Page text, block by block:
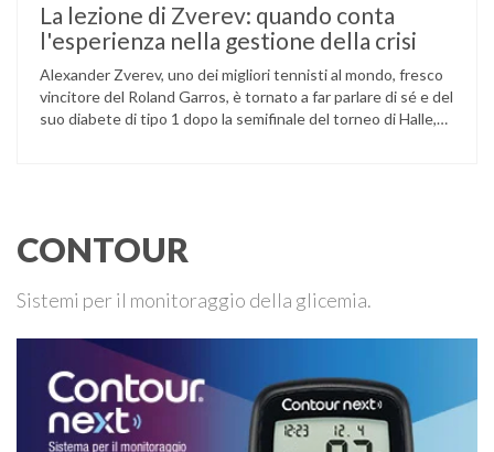
La lezione di Zverev: quando conta
l'esperienza nella gestione della crisi
Alexander Zverev, uno dei migliori tennisti al mondo, fresco
vincitore del Roland Garros, è tornato a far parlare di sé e del
suo diabete di tipo 1 dopo la semifinale del torneo di Halle,
CONTOUR
Sistemi per il monitoraggio della glicemia.